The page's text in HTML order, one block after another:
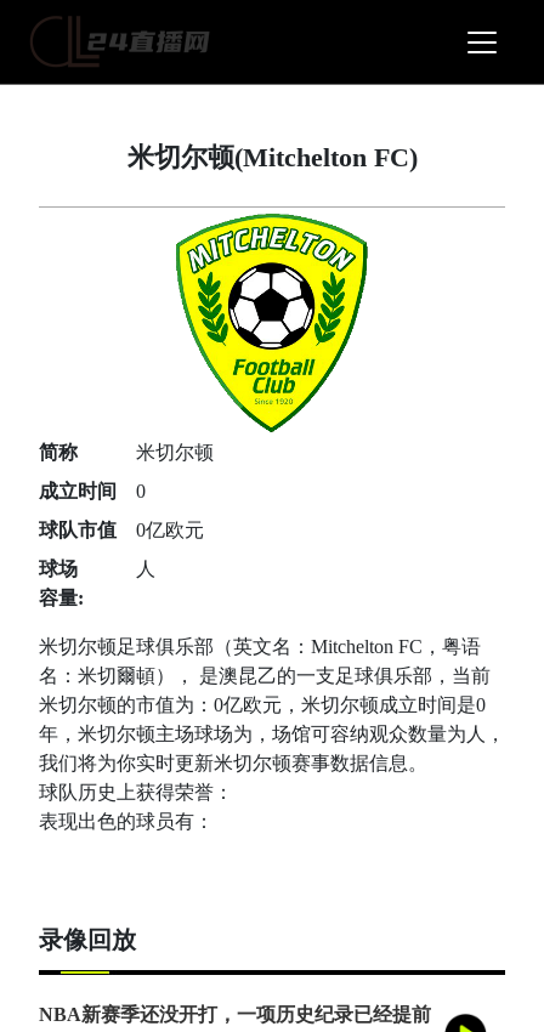
米切尔顿(Mitchelton FC)
简称
米切尔顿
成立时间
0
球队市值
0亿欧元
球场
容量:
人
米切尔顿足球俱乐部（英文名：Mitchelton FC，粤语
名：米切爾頓）， 是澳昆乙的一支足球俱乐部，当前
米切尔顿的市值为：0亿欧元，米切尔顿成立时间是0
年，米切尔顿主场球场为，场馆可容纳观众数量为人，
我们将为你实时更新米切尔顿赛事数据信息。
球队历史上获得荣誉：
表现出色的球员有：
录像回放
NBA新赛季还没开打，一项历史纪录已经提前